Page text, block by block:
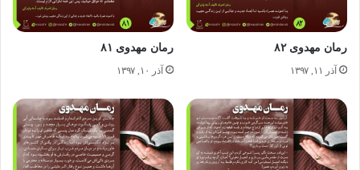
در زندگی بی بند و بارش، بالاخره در دام محبت و پاکی خانواده
پارکر گرفتار شده و اکنون ‌که زمان جدایی از آن‌ها بود، در حد
آرتور در زندگی هیچ‌گاه محبت والدین و داشتن خواهر و برادر را
رمان مهدوی ۸۲
آذر ۱۱, ۱۳۹۷
رمان مهدوی ۸۱
آذر ۱۰, ۱۳۹۷